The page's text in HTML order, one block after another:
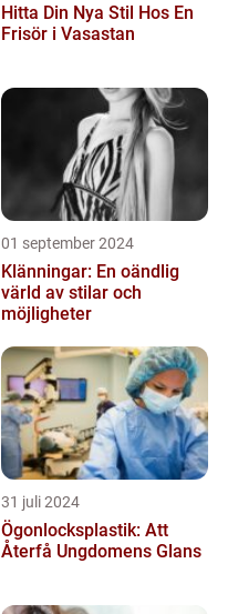
Hitta Din Nya Stil Hos En
Frisör i Vasastan
01 september 2024
Klänningar: En oändlig
värld av stilar och
möjligheter
31 juli 2024
Ögonlocksplastik: Att
Återfå Ungdomens Glans